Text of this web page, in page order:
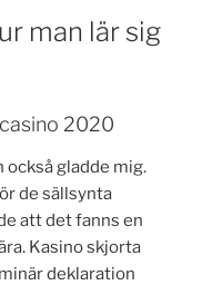
man lär sig
2020
också gladde mig.
de sällsynta
att det fanns en
Kasino skjorta
deklaration